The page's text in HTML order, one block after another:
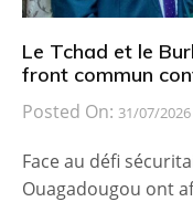
Le Tchad et le
front commun
Posted On: 31/07/2026
Face au défi
Ouagadougou ont